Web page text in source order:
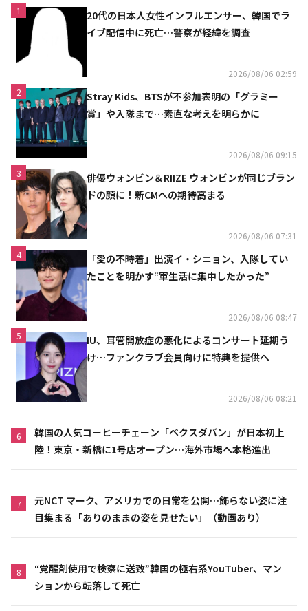
1
20代の日本人女性インフルエンサー、韓国でラ
イブ配信中に死亡…警察が経緯を調査
2026/08/06 02:59
2
Stray Kids、BTSが不参加表明の「グラミー
賞」や入隊まで…素直な考えを明らかに
2026/08/06 09:15
3
俳優ウォンビン＆RIIZE ウォンビンが同じブラン
ドの顔に！新CMへの期待高まる
2026/08/06 07:31
4
「愛の不時着」出演イ・シニョン、入隊してい
たことを明かす“軍生活に集中したかった”
2026/08/06 08:47
5
IU、耳管開放症の悪化によるコンサート延期う
け…ファンクラブ会員向けに特典を提供へ
2026/08/06 08:21
6
韓国の人気コーヒーチェーン「ペクスダバン」が日本初上
陸！東京・新橋に1号店オープン…海外市場へ本格進出
7
元NCT マーク、アメリカでの日常を公開…飾らない姿に注
目集まる「ありのままの姿を見せたい」（動画あり）
8
“覚醒剤使用で検察に送致”韓国の極右系YouTuber、マン
ションから転落して死亡